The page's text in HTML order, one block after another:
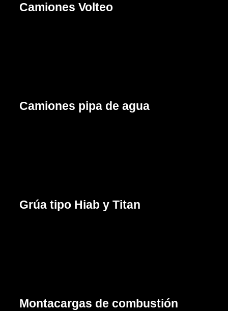
Camiones Volteo
Camiones pipa de agua
Grúa tipo Hiab y Titan
Montacargas de combustión